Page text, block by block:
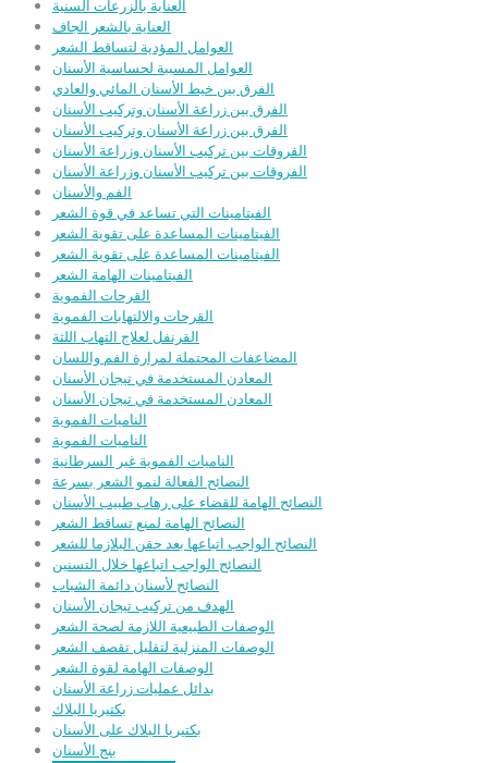
العناية بالزرعات السنية
العناية بالشعر الجاف
العوامل المؤدية لتساقط الشعر
العوامل المسببة لحساسية الأسنان
الفرق بين خيط الأسنان المائي والعادي
الفرق بين زراعة الأسنان وتركيب الأسنان
الفرق بين زراعة الأسنان وتركيب الأسنان
الفروقات بين تركيب الأسنان وزراعة الأسنان
الفروقات بين تركيب الأسنان وزراعة الأسنان
الفم والأسنان
الفيتامينات التي تساعد في قوة الشعر
الفيتامينات المساعدة على تقوية الشعر
الفيتامينات المساعدة على تقوية الشعر
الفيتامينات الهامة الشعر
القرحات الفموية
القرحات والالتهابات الفموية
القرنفل لعلاج التهاب اللثة
المضاعفات المحتملة لمرارة الفم واللسان
المعادن المستخدمة في تيجان الأسنان
المعادن المستخدمة في تيجان الأسنان
الناميات الفموية
الناميات الفموية
الناميات الفموية غير السرطانية
النصائح الفعالة لنمو الشعر بسرعة
النصائح الهامة للقضاء على رهاب طبيب الأسنان
النصائح الهامة لمنع تساقط الشعر
النصائح الواجب اتباعها بعد حقن البلازما للشعر
النصائح الواجب اتباعها خلال التسنين
النصائح لأسنان دائمة الشباب
الهدف من تركيب تيجان الأسنان
الوصفات الطبيعية اللازمة لصحة الشعر
الوصفات المنزلية لتقليل تقصف الشعر
الوصفات الهامة لقوة الشعر
بدائل عمليات زراعة الأسنان
بكتيريا البلاك
بكتيريا البلاك على الأسنان
بنج الأسنان